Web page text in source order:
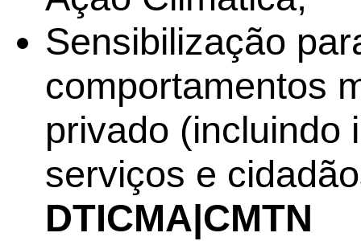
Sensibilização
comportamentos
privado (incluindo
serviços e
DTICMA|CMTN